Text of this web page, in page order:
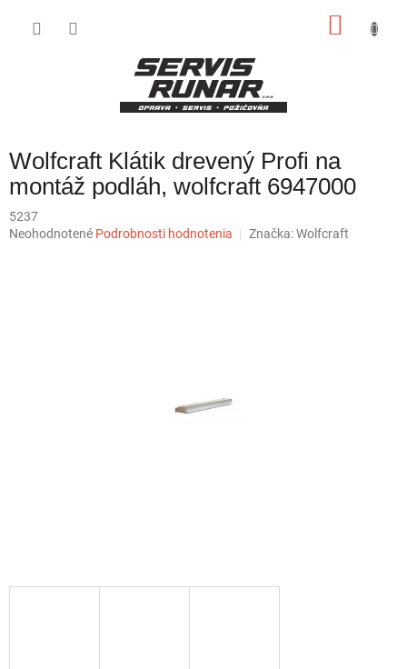
Wolfcraft Klátik drevený Profi na
montáž podláh, wolfcraft 6947000
5237
Priemerné
Neohodnotené Podrobnosti hodnotenia Značka:Wolfcraft